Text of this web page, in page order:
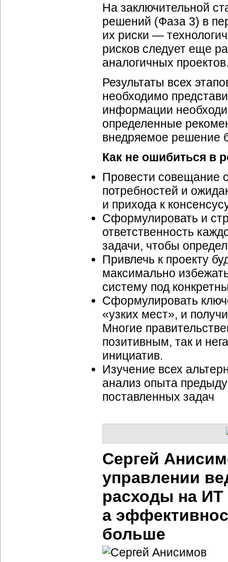
На заключительной
решений (Фаза 3) в
их риски —
рисков следует еще
аналогичных
Результаты всех
необходимо
информации
определенные
внедряемое решение
Как не ошибиться в
Провести совещание
потребностей и
и прихода к
Сформулировать и
ответственность
задачи, чтобы
Привлечь к проекту
максимально
систему под
Сформулировать
«узких мест», и
Многие
позитивным, так и
инициатив.
Изучение всех
анализ опыта
поставленных задач
Сергей
управлении
расходы на
а
больше